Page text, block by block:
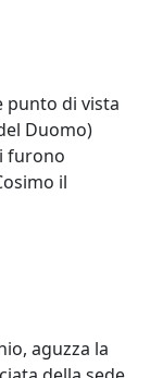
punto di vista
Duomo)
furono
il
aguzza la